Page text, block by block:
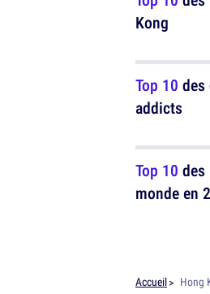
Kong
Top 10
addicts
Top 10 des
monde en
Accueil Hong